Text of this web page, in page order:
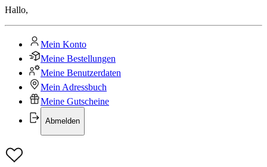
Hallo,
Mein Konto
Meine Bestellungen
Meine Benutzerdaten
Mein Adressbuch
Meine Gutscheine
Abmelden